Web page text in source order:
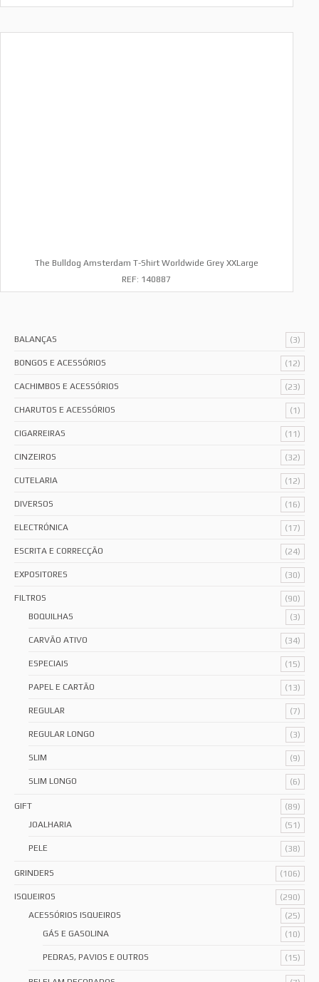
The Bulldog Amsterdam T-Shirt Worldwide Grey XXLarge
REF: 140887
BALANÇAS (3)
BONGOS E ACESSÓRIOS (12)
CACHIMBOS E ACESSÓRIOS (23)
CHARUTOS E ACESSÓRIOS (1)
CIGARREIRAS (11)
CINZEIROS (32)
CUTELARIA (12)
DIVERSOS (16)
ELECTRÓNICA (17)
ESCRITA E CORRECÇÃO (24)
EXPOSITORES (30)
FILTROS
(90)
BOQUILHAS
(3)
CARVÃO ATIVO (34)
ESPECIAIS (15)
PAPEL E CARTÃO (13)
REGULAR (7)
REGULAR LONGO (3)
SLIM (9)
SLIM LONGO (6)
GIFT
(89)
JOALHARIA
(51)
PELE (38)
GRINDERS (106)
ISQUEIROS
(290)
ACESSÓRIOS ISQUEIROS
(25)
GÁS E GASOLINA
(10)
PEDRAS, PAVIOS E OUTROS (15)